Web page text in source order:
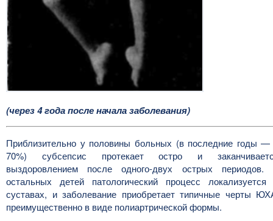
(через 4 года после начала заболевания)
Приблизительно у половины больных (в последние годы
70%) субсепсис протекает остро и
выздоровлением после одного-двух острых периодов.
остальных детей патологический процесс
суставах, и заболевание приобретает типичные черты
преимущественно в виде полиартрической формы.